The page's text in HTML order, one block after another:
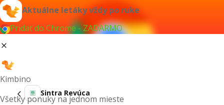
Aktuálne letáky vždy po ruke
Pridať do Chrome - ZADARMO
Kimbino
Všetky ponuky na jednom mieste
Sintra Revúca